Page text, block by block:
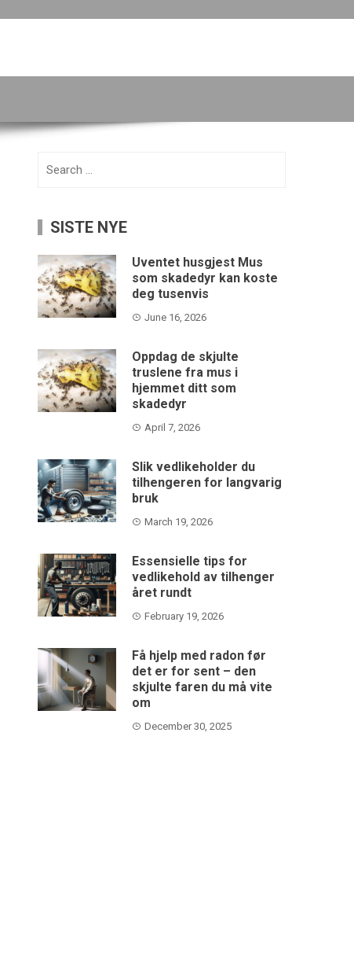
SISTE NYE
Uventet husgjest Mus
som skadedyr kan koste
deg tusenvis
June 16, 2026
Oppdag de skjulte
truslene fra mus i
hjemmet ditt som
skadedyr
April 7, 2026
Slik vedlikeholder du
tilhengeren for langvarig
bruk
March 19, 2026
Essensielle tips for
vedlikehold av tilhenger
året rundt
February 19, 2026
Få hjelp med radon før
det er for sent – den
skjulte faren du må vite
om
December 30, 2025